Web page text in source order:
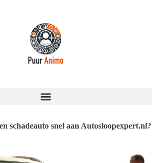
schadeauto snel aan Autosloopexpert.nl?